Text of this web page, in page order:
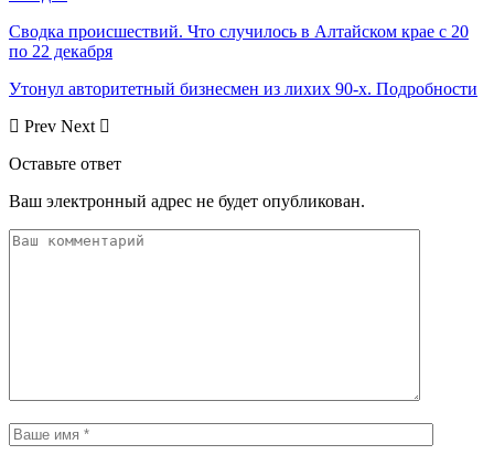
Сводка происшествий. Что случилось в Алтайском крае с 20
по 22 декабря
Утонул авторитетный бизнесмен из лихих 90-х. Подробности
Prev Next
Оставьте ответ
Ваш электронный адрес не будет опубликован.